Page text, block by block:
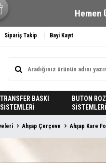
Hemen
Sipariş Takip Bayi Kayıt
TRANSFER BASKI
SİSTEMLERİ
BUTON
SİSTEMLERİ
Ahşap Çerçeve Ahşap Kare